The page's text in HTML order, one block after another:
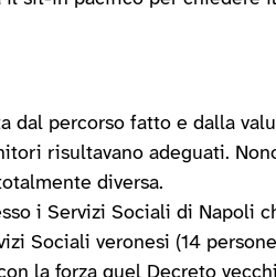
dal percorso fatto e dalla
risultavano adeguati.
diversa.
i Servizi Sociali di Napoli
Sociali veronesi (14